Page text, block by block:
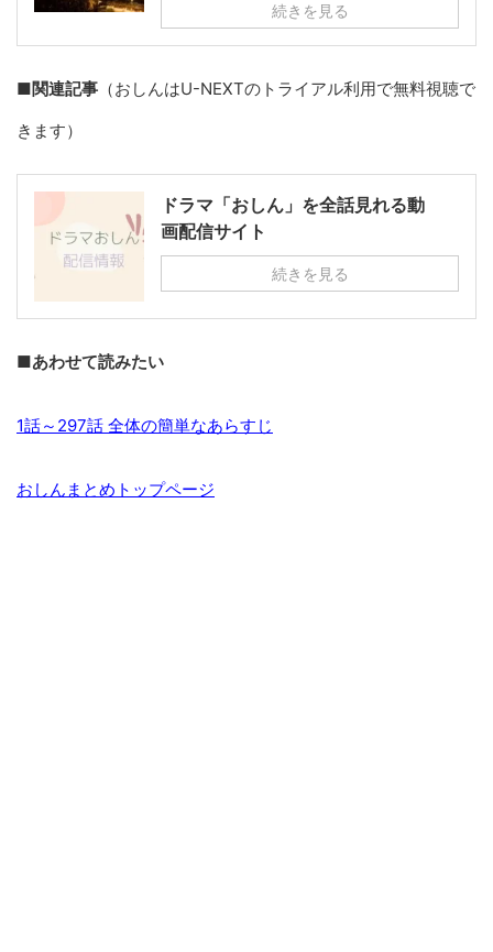
続きを見る
■関連記事 （おしんはU-NEXTのトライアル利用で無料視聴で
きます）
ドラマ「おしん」を全話見れる動
画配信サイト
続きを見る
■あわせて読みたい
1話～297話 全体の簡単なあらすじ
おしんまとめトップページ